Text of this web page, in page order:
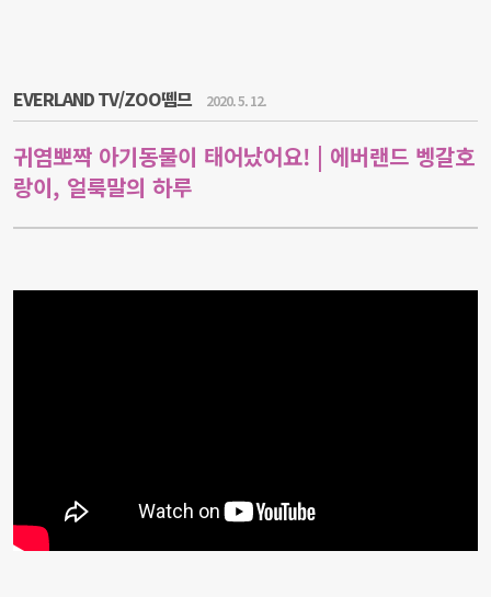
EVERLAND TV/ZOO뗌므 2020. 5. 12.
귀염뽀짝 아기동물이 태어났어요! | 에버랜드 벵갈호
랑이, 얼룩말의 하루